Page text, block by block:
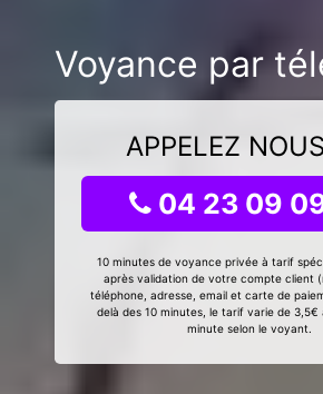
Voyance par
APPELEZ
04 23 09
10 minutes de voyance privée à tarif
après validation de votre compte client
téléphone, adresse, email et carte de
delà des 10 minutes, le tarif varie de 3,5€
minute selon le voyant.